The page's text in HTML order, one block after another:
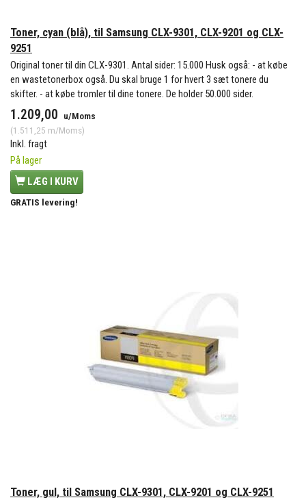
Toner, cyan (blå), til Samsung CLX-9301, CLX-9201 og CLX-
9251
Original toner til din CLX-9301. Antal sider: 15.000 Husk også: - at købe
en wastetonerbox også. Du skal bruge 1 for hvert 3 sæt tonere du
skifter. - at købe tromler til dine tonere. De holder 50.000 sider.
1.209,00
u/Moms
(1.511,25 m/Moms)
Inkl. fragt
På lager
LÆG I KURV
GRATIS levering!
Toner, gul, til Samsung CLX-9301, CLX-9201 og CLX-9251